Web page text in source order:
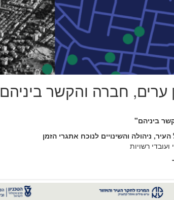
ערים, חברה והקשר ביניהם
ביניהם"
ניהולה והשינויים לנוכח אתגרי הזמן
רשויות